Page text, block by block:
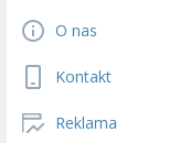
O nas
Kontakt
Reklama